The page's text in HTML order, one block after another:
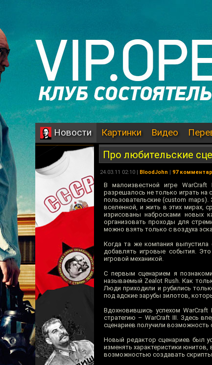
Новости Картинки Видео
Про любительские
24.03.11 02:10 | BloodJohn | 97
В малоизвестной игре
разрешалось не только играть на
пользовательские (custom
вселенной, и жить в этих мирах,
изрисованы набросками новых
организовать проходы для
можно взять только с воздуха
Когда та же компания
добавлять игровые события.
игровой механикой.
С первым сценарием я
называемый Zealot Rush. Как
Люди приходили и рубились
под адские зарубы зилотов,
Вдохновившись успехом
стратегию – WarCraft III. Здесь
сценариев получили возможность
Новый редактор сценариев был
изменять характеристики
возможностью создавать